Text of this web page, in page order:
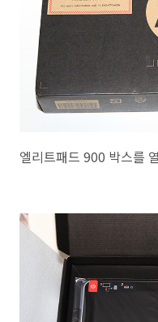
엘리트패드 900 박스를